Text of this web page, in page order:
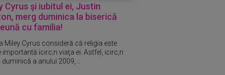
Cyrus şi iubitul ei, Justin
merg duminica la biserică
cu familia!
Miley Cyrus consideră că religia este
importantă icirc;n viaţa ei. Astfel, icirc;n
a anului 2009,...